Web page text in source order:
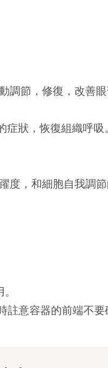
節，修復，改善眼
狀，恢復組織呼
，和細胞自我調
註意容器的前端不